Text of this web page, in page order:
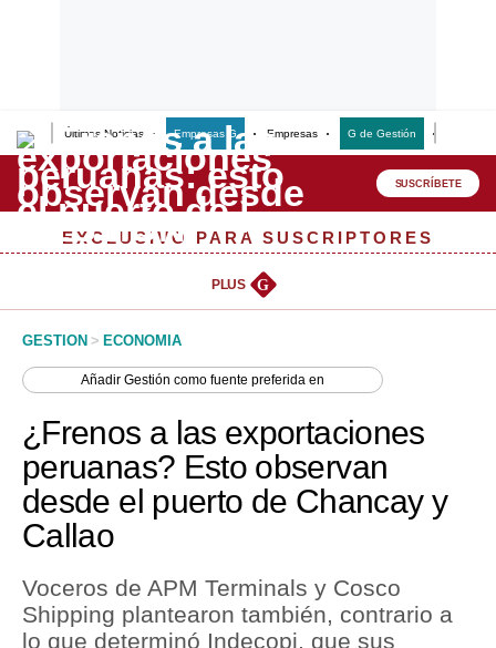
Últimas Noticias Empresas G Empresas G de Gestión
Lo último
Peru Quiosco
Management & Empleo
Perú
Política
Tu Dinero
Finanzas Personales
Inmobiliarias
SUSCRÍBETE
EXCLUSIVO PARA SUSCRIPTORES
PLUS G
GESTION > ECONOMIA
AñadirGestión como fuente preferida en
¿Frenos a las exportaciones
peruanas? Esto observan
desde el puerto de Chancay y
Callao
Voceros de APM Terminals y Cosco
Shipping plantearon también, contrario a
lo que determinó Indecopi, que sus